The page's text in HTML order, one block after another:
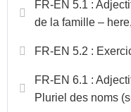
FR-EN 5.1 :
de la famille –
FR-EN 5.2 :
FR-EN 6.1 :
Pluriel des noms